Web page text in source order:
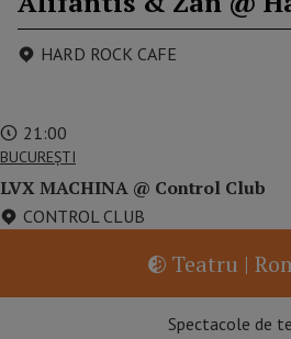
HARD ROCK CAFE
21:00
BUCUREŞTI
LVX MACHINA @ Control Club
CONTROL CLUB
Teatru |
Spectacole de